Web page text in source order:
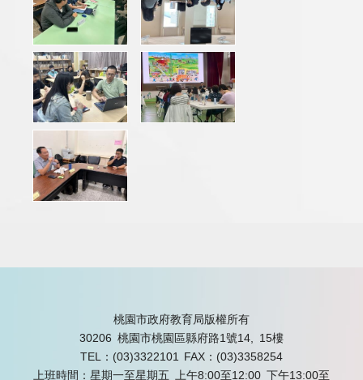
桃園市政府教育局版權所有
30206 桃園市桃園區縣府路1號14, 15樓
TEL：(03)3322101 FAX：(03)3358254
上班時間：星期一至星期五 上午8:00至12:00 下午13:00至